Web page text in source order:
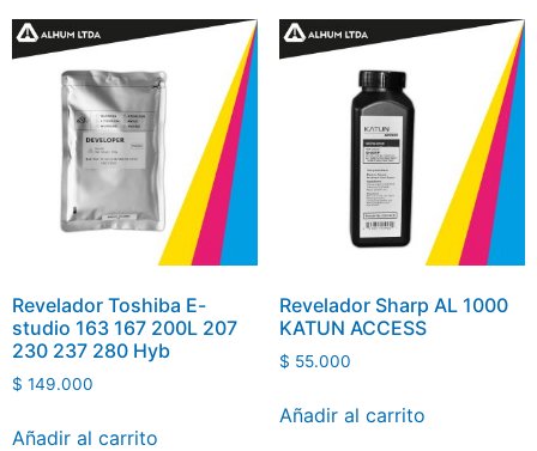
Revelador Toshiba E-
studio 163 167 200L 207
230 237 280 Hyb
$ 149.000
Añadir al carrito
Revelador Sharp AL 1000
KATUN ACCESS
$ 55.000
Añadir al carrito